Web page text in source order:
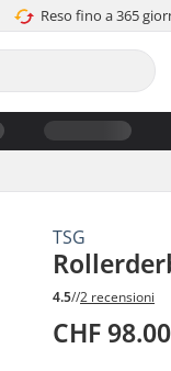
Reso fino a 365
TSG
4.5//2 recensioni
CHF 98.00